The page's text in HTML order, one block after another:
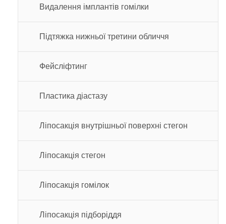
Видалення імплантів гомілки
Підтяжка нижньої третини обличчя
Фейсліфтинг
Пластика діастазу
Ліпосакція внутрішньої поверхні стегон
Ліпосакція стегон
Ліпосакція гомілок
Ліпосакція підборіддя